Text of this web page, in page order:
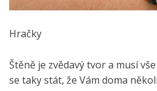
Hračky
Štěně je zvědavý tvor a musí
se taky stát, že Vám doma